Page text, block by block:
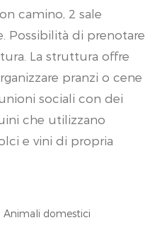
camino, 2 sale
Possibilità di prenotare
La struttura offre
pranzi o cene
sociali con dei
che utilizzano
e vini di propria
Animali domestici